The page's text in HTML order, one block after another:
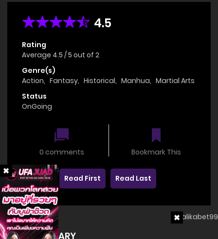
4.5
Rating
Average 4.5 /5 out of 2
Genre(s)
Action, Fantasy, Historical, Manhua, Martial Arts
Status
OnGoing
0 comments Bookmark This
Read First Read Last
SUMMARY